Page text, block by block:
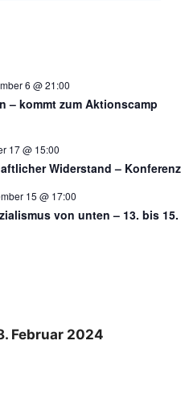
6 @ 21:00
– kommt zum Aktionscamp
17 @ 15:00
Widerstand – Konferenz
15 @ 17:00
von unten – 13. bis 15.
Februar 2024